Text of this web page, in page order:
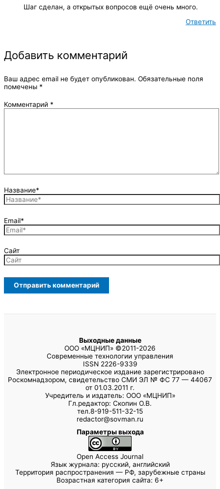
Шаг сделан, а открытых вопросов ещё очень много.
Ответить
Добавить комментарий
Ваш адрес email не будет опубликован. Обязательные поля
помечены *
Комментарий *
Название*
Email*
Сайт
Выходные данные
ООО «МЦНИП» ©2011-2026
Современные технологии управления
ISSN 2226-9339
Электронное периодическое издание зарегистрировано
Роскомнадзором, свидетельство СМИ ЭЛ № ФС 77 — 44067
от 01.03.2011 г.
Учредитель и издатель: ООО «МЦНИП»
Гл.редактор: Скопин О.В.
тел.8-919-511-32-15
redactor@sovman.ru
Параметры выхода
Open Access Journal
Язык журнала: русский, английский
Территория распространения — РФ, зарубежные страны
Возрастная категория сайта: 6+